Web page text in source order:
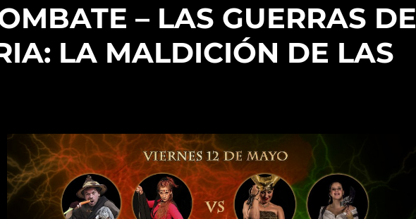
– LAS GUERRAS DE
LA MALDICIÓN DE LAS